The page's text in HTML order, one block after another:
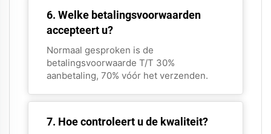
6. Welke betalingsvoorwaarden
accepteert u?
Normaal gesproken is de
betalingsvoorwaarde T/T 30%
aanbetaling, 70% vóór het verzenden.
7. Hoe controleert u de kwaliteit?